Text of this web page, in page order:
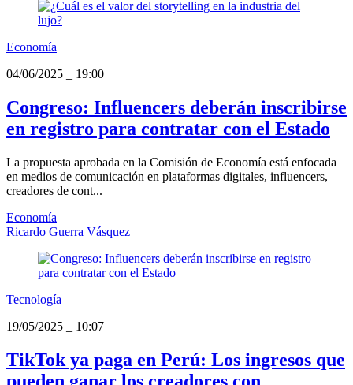
Economía
04/06/2025
19:00
Congreso: Influencers deberán inscribirse
en registro para contratar con el Estado
La propuesta aprobada en la Comisión de Economía está enfocada
en medios de comunicación en plataformas digitales, influencers,
creadores de cont...
Economía
Ricardo Guerra Vásquez
Tecnología
19/05/2025
10:07
TikTok ya paga en Perú: Los ingresos que
pueden ganar los creadores con